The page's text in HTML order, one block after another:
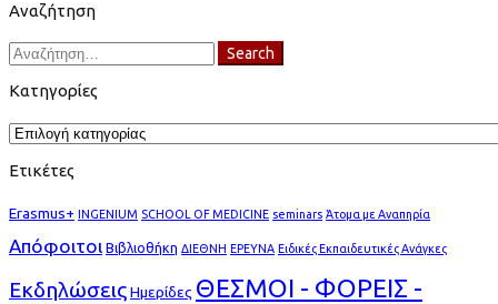
Αναζήτηση
Search
for:
Search
Κατηγορίες
Κατηγορίες
Ετικέτες
Erasmus+ INGENIUM SCHOOL OF MEDICINE seminars Άτομα με Αναπηρία
Απόφοιτοι Βιβλιοθήκη ΔΙΕΘΝΗ ΕΡΕΥΝΑ Ειδικές Εκπαιδευτικές Ανάγκες
ΕκδηλώσειςΗμερίδες ΘΕΣΜΟΙ - ΦΟΡΕΙΣ -